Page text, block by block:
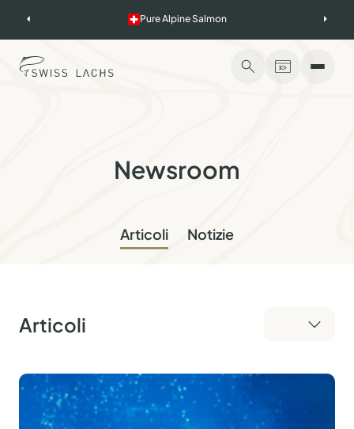
Pure Alpine Salmon
Newsroom
Articoli Notizie
Articoli